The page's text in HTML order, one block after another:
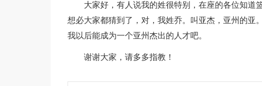
大家好，有人说我的姓很特别，在座的各位知道
想必大家都猜到了，对，我姓乔。叫亚杰，亚州的亚
我以后能成为一个亚州杰出的人才吧。
谢谢大家，请多多指教！